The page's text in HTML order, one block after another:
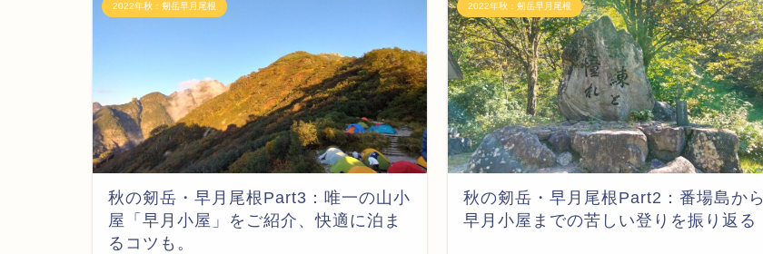
2022年秋：剱岳早月尾根
秋の剱岳・早月尾根Part3：唯一の山小
屋「早月小屋」をご紹介、快適に泊ま
るコツも。
2022年秋：剱岳早月尾根
秋の剱岳・早月尾根Part2：番場島から
早月小屋までの苦しい登りを振り返る